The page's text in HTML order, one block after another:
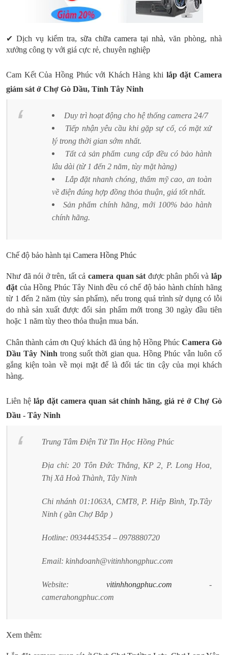
✔ Dịch vụ kiểm tra, sữa chữa camera tại nhà, văn phòng, nhà
xưởng công ty với giá cực rẻ, chuyên nghiệp
Cam Kết Của Hồng Phúc với Khách Hàng khi lắp đặt Camera
giám sát ở Chợ Gò Dầu, Tỉnh Tây Ninh
Duy trì hoạt động cho hệ thống camera 24/7
Tiếp nhận yêu cầu khi gặp sự cố, có mặt xử
lý trong thời gian sớm nhất.
Tất cả sản phẩm cung cấp đều có bảo hành
lâu dài (từ 1 đến 2 năm, tùy mặt hàng)
Lắp đặt nhanh chóng, thẩm mỹ cao, an toàn
về điện đúng hợp đồng thỏa thuận, giá tốt nhất.
Sản phẩm chính hãng, mới 100% bảo hành
chính hãng.
Chế độ bảo hành tại Camera Hồng Phúc
Như đã nói ở trên, tất cả camera quan sát được phân phối vàlắp
đặt của Hồng Phúc Tây Ninh đều có chế độ bảo hành chính hãng
từ 1 đến 2 năm (tùy sản phẩm), nếu trong quá trình sử dụng có lỗi
do nhà sản xuất được đổi sản phẩm mới trong 30 ngày đầu tiên
hoặc 1 năm tùy theo thỏa thuận mua bán.
Chân thành cảm ơn Quý khách đã ủng hộ Hồng Phúc Camera Gò
Dầu Tây Ninh trong suốt thời gian qua. Hồng Phúc vẫn luôn cố
gắng kiện toàn về mọi mặt để là đối tác tin cậy của mọi khách
hàng.
Liên hệ lắp đặt camera quan sát chính hãng, giá rẻ ở Chợ Gò
Dầu - Tây Ninh
Trung Tâm Điện Tử Tin Học Hồng Phúc
Địa chỉ: 20 Tôn Đức Thắng, KP 2, P. Long Hoa,
Thị Xã Hoà Thành, Tây Ninh
Chi nhánh 01:1063A, CMT8, P. Hiệp Bình, Tp.Tây
Ninh ( gần Chợ Bắp )
Hotline: 0934445354 – 0978880720
Email: kinhdoanh@vitinhhongphuc.com
Website: vitinhhongphuc.com -
camerahongphuc.com
Xem thêm: